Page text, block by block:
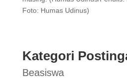
Foto: Humas Udinus)
Kategori
Beasiswa